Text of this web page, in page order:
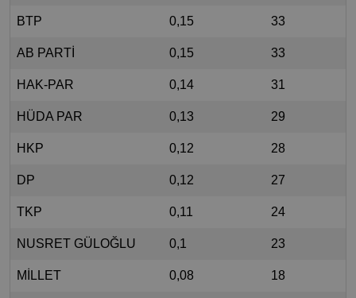
BTP 0,15 33
AB PARTİ 0,15 33
HAK-PAR 0,14 31
HÜDA PAR 0,13 29
HKP 0,12 28
DP 0,12 27
TKP 0,11 24
NUSRET GÜLOĞLU 0,1 23
MİLLET 0,08 18